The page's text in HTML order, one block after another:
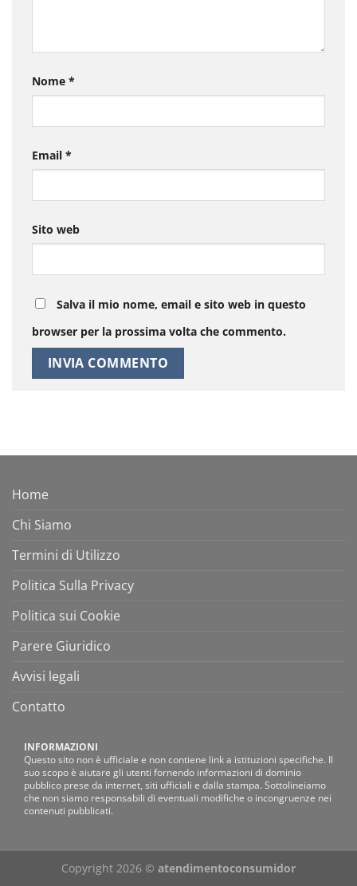
Nome *
Email *
Sito web
Salva il mio nome, email e sito web in questo
browser per la prossima volta che commento.
Home
Chi Siamo
Termini di Utilizzo
Politica Sulla Privacy
Politica sui Cookie
Parere Giuridico
Avvisi legali
Contatto
INFORMAZIONI
Questo sito non è ufficiale e non contiene link a istituzioni specifiche. Il
suo scopo è aiutare gli utenti fornendo informazioni di dominio
pubblico prese da internet, siti ufficiali e dalla stampa. Sottolineiamo
che non siamo responsabili di eventuali modifiche o incongruenze nei
contenuti pubblicati.
Copyright 2026 © atendimentoconsumidor